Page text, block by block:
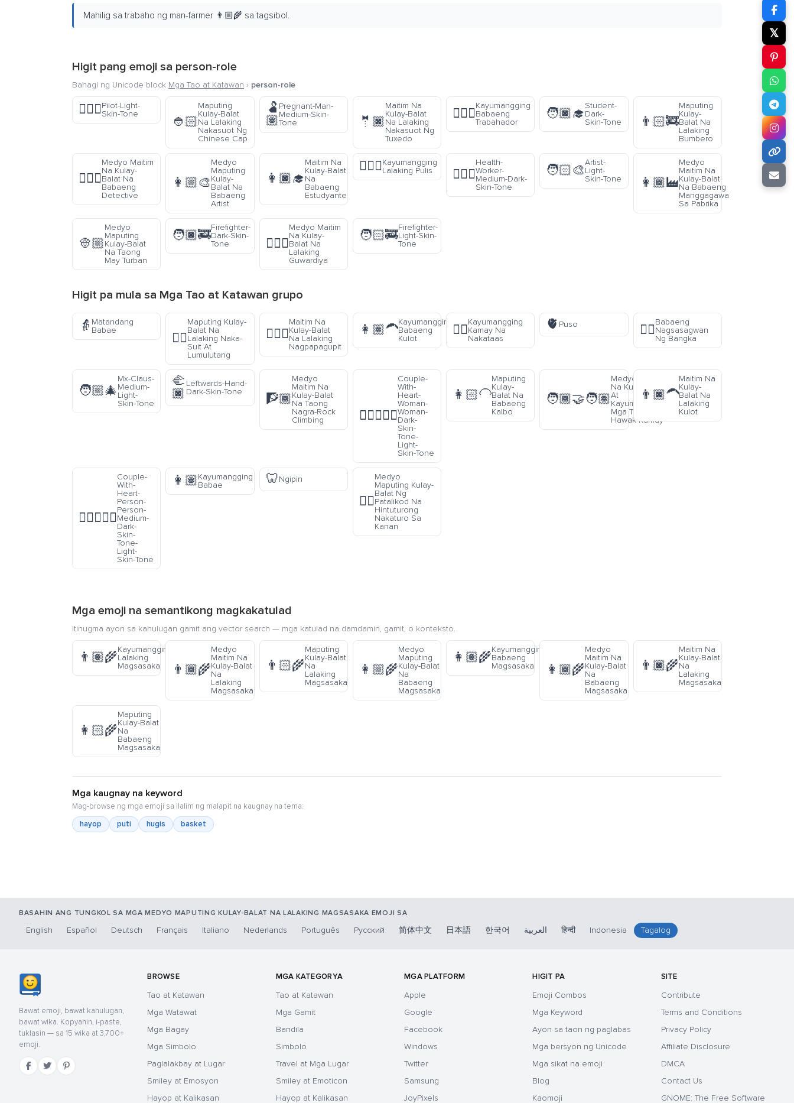
Mahilig sa trabaho ng man-farmer 👨🏼‍🌾 sa tagsibol.
Higit pang emoji sa person-role
Bahagi ng Unicode block Mga Tao at Katawan › person-role
🧑🏻‍✈️Pilot-Light-
Skin-Tone
👲🏻
Maputing
Kulay-Balat
Na Lalaking
Nakasuot Ng
Chinese Cap
🫃
🏽
Pregnant-Man-
Medium-Skin-
Tone
🤵🏿
Maitim Na
Kulay-Balat
Na Lalaking
Nakasuot Ng
Tuxedo
👷🏽‍♀️
Kayumangging
Babaeng
Trabahador
🧑🏿‍🎓
Student-
Dark-
Skin-Tone
👨🏻‍🚒
Maputing
Kulay-
Balat Na
Lalaking
Bumbero
🕵🏾‍♀️
Medyo Maitim
Na Kulay-
Balat Na
Babaeng
Detective
👩🏼‍🎨
Medyo
Maputing
Kulay-
Balat Na
Babaeng
Artist
👩🏿‍🎓
Maitim Na
Kulay-Balat
Na
Babaeng
Estudyante
👮🏽‍♂️Kayumangging
Lalaking Pulis
🧑🏾‍⚕️
Health-
Worker-
Medium-Dark-
Skin-Tone
🧑🏻‍🎨
Artist-
Light-
Skin-Tone
👩🏾‍🏭
Medyo
Maitim Na
Kulay-Balat
Na Babaeng
Manggagawa
Sa Pabrika
👳🏼
Medyo
Maputing
Kulay-Balat
Na Taong
May Turban
🧑🏿‍🚒
Firefighter-
Dark-Skin-
Tone
💂🏾‍♂️
Medyo Maitim
Na Kulay-
Balat Na
Lalaking
Guwardiya
🧑🏻‍🚒
Firefighter-
Light-Skin-
Tone
Higit pa mula sa Mga Tao at Katawan grupo
👵 Matandang
Babae
🕴🏻
Maputing Kulay-
Balat Na
Lalaking Naka-
Suit At
Lumulutang
💇🏿‍♂️
Maitim Na
Kulay-Balat
Na Lalaking
Nagpapagupit
👩🏽‍🦱
Kayumangging
Babaeng
Kulot
✋🏽
Kayumangging
Kamay Na
Nakataas
🫀 Puso 🚣‍♀️
Babaeng
Nagsasagwan
Ng Bangka
🧑🏼‍🎄
Mx-Claus-
Medium-
Light-
Skin-Tone
🫲
🏿
Leftwards-Hand-
Dark-Skin-Tone
🧗🏾
Medyo
Maitim Na
Kulay-Balat
Na Taong
Nagra-Rock
Climbing
👩🏿‍❤️‍👩🏻
Couple-
With-
Heart-
Woman-
Woman-
Dark-
Skin-
Tone-
Light-
Skin-Tone
👩🏻‍🦲
Maputing
Kulay-
Balat Na
Babaeng
Kalbo
🧑🏾‍🤝‍🧑🏽
Medyo Maitim
Na Kulay-Balat
At
Kayumangging
Mga Taong
Hawak-Kamay
👨🏿‍🦱
Maitim Na
Kulay-
Balat Na
Lalaking
Kulot
🧑🏾‍❤️‍🧑🏻
Couple-
With-
Heart-
Person-
Person-
Medium-
Dark-
Skin-
Tone-
Light-
Skin-Tone
👩🏽Kayumangging
Babae
🦷Ngipin
👉🏼
Medyo
Maputing Kulay-
Balat Ng
Patalikod Na
Hintuturong
Nakaturo Sa
Kanan
Mga emoji na semantikong magkakatulad
Itinugma ayon sa kahulugan gamit ang vector search — mga katulad na damdamin, gamit, o konteksto.
👨🏽‍🌾
Kayumangging
Lalaking
Magsasaka
👨🏾‍🌾
Medyo
Maitim Na
Kulay-Balat
Na
Lalaking
Magsasaka
👨🏻‍🌾
Maputing
Kulay-Balat
Na
Lalaking
Magsasaka
👩🏼‍🌾
Medyo
Maputing
Kulay-Balat
Na
Babaeng
Magsasaka
👩🏽‍🌾
Kayumangging
Babaeng
Magsasaka
👩🏾‍🌾
Medyo
Maitim Na
Kulay-Balat
Na
Babaeng
Magsasaka
👨🏿‍🌾
Maitim Na
Kulay-Balat
Na
Lalaking
Magsasaka
👩🏻‍🌾
Maputing
Kulay-Balat
Na
Babaeng
Magsasaka
Mga kaugnay na keyword
Mag-browse ng mga emoji sa ilalim ng malapit na kaugnay na tema:
hayop
puti hugis basket
𝕏
BASAHIN ANG TUNGKOL SA MGA MEDYO MAPUTING KULAY-BALAT NA LALAKING MAGSASAKA EMOJI SA
English Español Deutsch Français Italiano Nederlands Português Русский 简体中文 日本語 한국어 العربية हिन्दी Indonesia Tagalog
Bawat emoji, bawat kahulugan,
bawat wika. Kopyahin, i-paste,
tuklasin — sa 15 wika at 3,700+
emoji.
BROWSE
Tao at Katawan
Mga Watawat
Mga Bagay
Mga Simbolo
Paglalakbay at Lugar
Smiley at Emosyon
Hayop at Kalikasan
MGA KATEGORYA
Tao at Katawan
Mga Gamit
Bandila
Simbolo
Travel at Mga Lugar
Smiley at Emoticon
Hayop at Kalikasan
MGA PLATFORM
Apple
Google
Facebook
Windows
Twitter
Samsung
JoyPixels
HIGIT PA
Emoji Combos
Mga Keyword
Ayon sa taon ng paglabas
Mga bersyon ng Unicode
Mga sikat na emoji
Blog
Kaomoji
SITE
Contribute
Terms and Conditions
Privacy Policy
Affiliate Disclosure
DMCA
Contact Us
GNOME: The Free Software